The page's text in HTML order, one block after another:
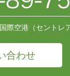
際空港（セントレ
合わせ